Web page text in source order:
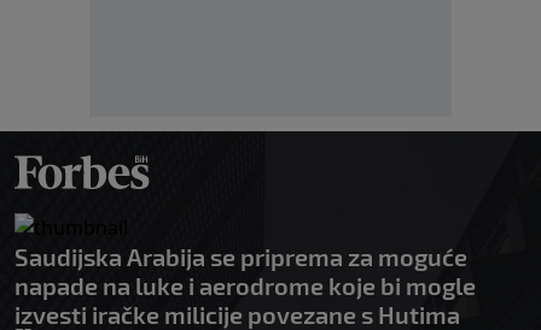
Saudijska Arabija se priprema za moguće
napade na luke i aerodrome koje bi mogle
izvesti iračke milicije povezane s Hutima